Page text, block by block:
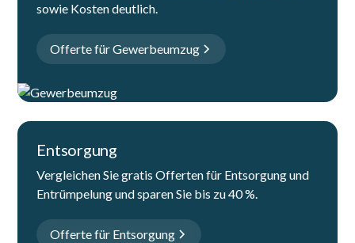
sowie Kosten deutlich.
Offerte für Gewerbeumzug
Entsorgung
Vergleichen Sie gratis Offerten für Entsorgung und
Entrümpelung und sparen Sie bis zu 40 %.
Offerte für Entsorgung